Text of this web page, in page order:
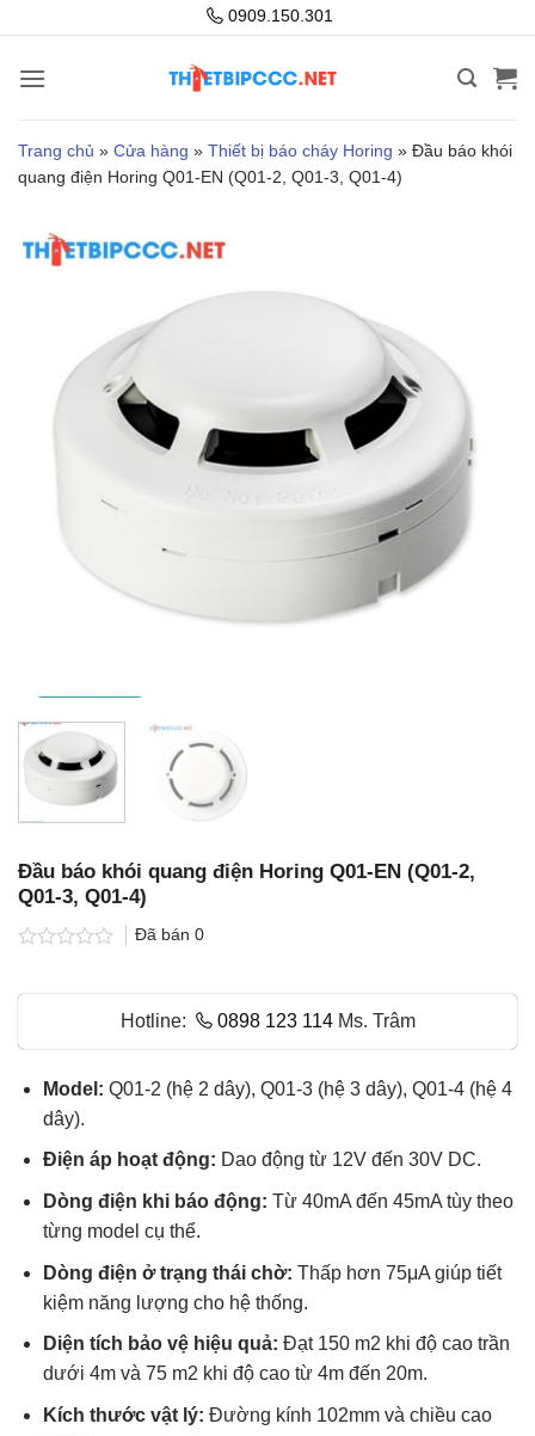
nội
0909.150.301
Trang chủ » Cửa hàng » Thiết bị báo cháy Horing » Đầu báo khói
quang điện Horing Q01-EN (Q01-2, Q01-3, Q01-4)
Đầu báo khói quang điện Horing Q01-EN (Q01-2,
Q01-3, Q01-4)
hạng
5
Đã bán 0
Hotline: 0898 123 114Ms. Trâm
Model: Q01-2 (hệ 2 dây), Q01-3 (hệ 3 dây), Q01-4 (hệ 4
dây).
Điện áp hoạt động: Dao động từ 12V đến 30V DC.
Dòng điện khi báo động: Từ 40mA đến 45mA tùy theo
từng model cụ thể.
Dòng điện ở trạng thái chờ: Thấp hơn 75μA giúp tiết
kiệm năng lượng cho hệ thống.
Diện tích bảo vệ hiệu quả: Đạt 150 m2 khi độ cao trần
dưới 4m và 75 m2 khi độ cao từ 4m đến 20m.
Kích thước vật lý: Đường kính 102mm và chiều cao